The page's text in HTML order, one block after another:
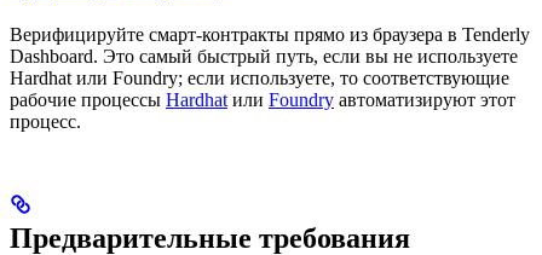
Верифицируйте смарт-контракты прямо из браузера в Tenderly
Dashboard. Это самый быстрый путь, если вы не используете
Hardhat или Foundry; если используете, то соответствующие
рабочие процессы Hardhat или Foundry автоматизируют этот
процесс.
Предварительные требования